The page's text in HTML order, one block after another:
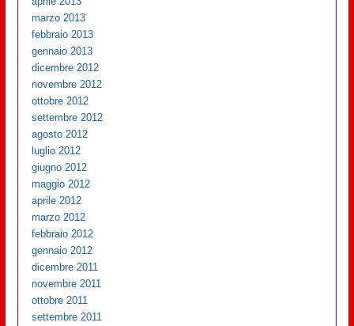
marzo 2013
febbraio 2013
gennaio 2013
dicembre 2012
novembre 2012
ottobre 2012
settembre 2012
agosto 2012
luglio 2012
giugno 2012
maggio 2012
aprile 2012
marzo 2012
febbraio 2012
gennaio 2012
dicembre 2011
novembre 2011
ottobre 2011
settembre 2011